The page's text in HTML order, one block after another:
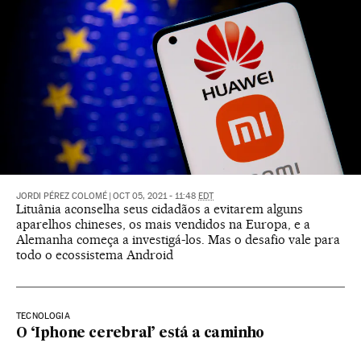
JORDI PÉREZ COLOMÉ OCT 05, 2021 - 11:48 EDT
Lituânia aconselha seus cidadãos a evitarem alguns
aparelhos chineses, os mais vendidos na Europa, e a
Alemanha começa a investigá-los. Mas o desafio vale para
todo o ecossistema Android
TECNOLOGIA
O ‘Iphone cerebral’ está a caminho